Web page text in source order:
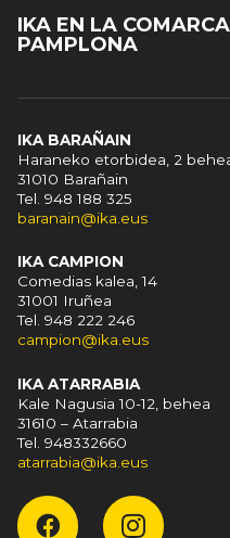
IKA EN LA
PAMPLONA
IKA BARAÑAIN
Haraneko etorbidea, 2
31010 Barañain
Tel. 948 188 325
baranain@ika.eus
IKA CAMPION
Comedias kalea, 14
31001 Iruñea
Tel. 948 222 246
campion@ika.eus
IKA ATARRABIA
Kale Nagusia 10-12, behea
31610 – Atarrabia
Tel. 948332660
atarrabia@ika.eus